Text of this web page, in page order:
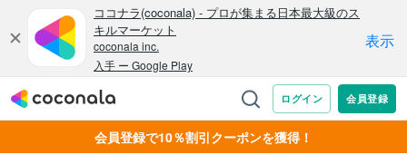
会員登録で10％割引クーポンを獲得！